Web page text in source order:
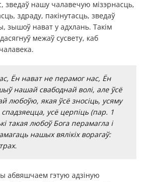
зведаў нашу чалавечую мізэрнасць,
здраду, пакінутасць, зведаў
зышоў нават у адхлань. Такім
межаў сусвету, каб
Ён нават не перамог нас, Ён
нашай свабоднай волі, але ўсё
любоўю, якая ўсё зносіць, усяму
усё церпіць (пар. 1
такая любоў Бога перамагла і
нашых вялікіх ворагаў:
абвяшчаем гэтую адзіную